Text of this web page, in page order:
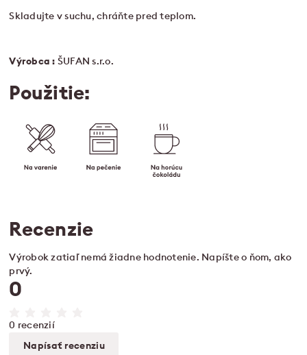
Skladujte v suchu, chráňte pred teplom.
Výrobca : ŠUFAN s.r.o.
Použitie:
Recenzie
Výrobok zatiaľ nemá žiadne hodnotenie. Napíšte o ňom, ako
prvý.
0
0 recenzií
Napísať recenziu